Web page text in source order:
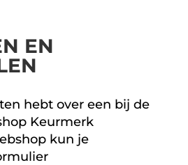
EN
hebt over een bij de
Keurmerk
kun je